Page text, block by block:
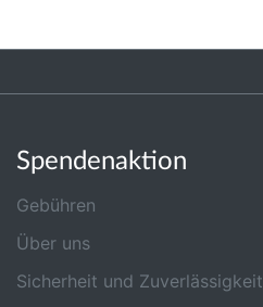
Spendenaktion
Gebühren
Über uns
Sicherheit und Zuverlässigkeit